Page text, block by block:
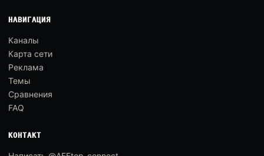
НАВИГАЦИЯ
Каналы
Карта сети
Реклама
Темы
Сравнения
FAQ
КОНТАКТ